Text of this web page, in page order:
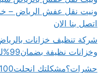
اتصل بنا الان
وخزانات نظيفة بضمان99%لـتنظيف وتعقيم الخزانات